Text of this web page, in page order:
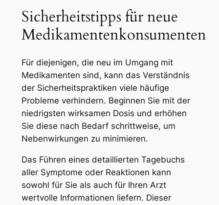
Sicherheitstipps für neue
Medikamentenkonsumenten
Für diejenigen, die neu im Umgang mit
Medikamenten sind, kann das Verständnis
der Sicherheitspraktiken viele häufige
Probleme verhindern. Beginnen Sie mit der
niedrigsten wirksamen Dosis und erhöhen
Sie diese nach Bedarf schrittweise, um
Nebenwirkungen zu minimieren.
Das Führen eines detaillierten Tagebuchs
aller Symptome oder Reaktionen kann
sowohl für Sie als auch für Ihren Arzt
wertvolle Informationen liefern. Dieser